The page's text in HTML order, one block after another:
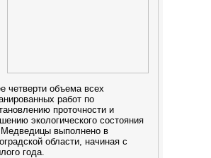
четверти объема всех
работ по
проточности и
экологического состояния
Медведицы выполнено в
области, начиная с
года.